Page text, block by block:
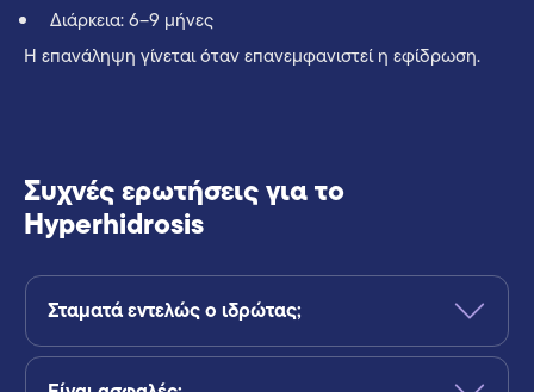
Διάρκεια: 6–9 μήνες
Η επανάληψη γίνεται όταν επανεμφανιστεί η εφίδρωση.
Συχνές ερωτήσεις για το
Hyperhidrosis
Σταματά εντελώς ο ιδρώτας;